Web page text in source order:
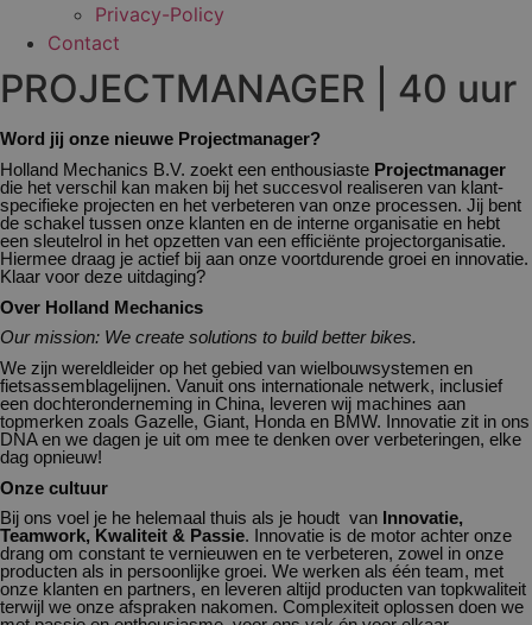
Privacy-Policy
Contact
PROJECTMANAGER | 40 uur
Word jij onze nieuwe Projectmanager?
Holland Mechanics B.V. zoekt een enthousiaste Projectmanager
die het verschil kan maken bij het succesvol realiseren van klant-
specifieke projecten en het verbeteren van onze processen. Jij bent
de schakel tussen onze klanten en de interne organisatie en hebt
een sleutelrol in het opzetten van een efficiënte projectorganisatie.
Hiermee draag je actief bij aan onze voortdurende groei en innovatie.
Klaar voor deze uitdaging?
Over Holland Mechanics
Our mission: We create solutions to build better bikes.
We zijn wereldleider op het gebied van wielbouwsystemen en
fietsassemblagelijnen. Vanuit ons internationale netwerk, inclusief
een dochteronderneming in China, leveren wij machines aan
topmerken zoals Gazelle, Giant, Honda en BMW. Innovatie zit in ons
DNA en we dagen je uit om mee te denken over verbeteringen, elke
dag opnieuw!
Onze cultuur
Bij ons voel je he helemaal thuis als je houdt van Innovatie,
Teamwork, Kwaliteit & Passie. Innovatie is de motor achter onze
drang om constant te vernieuwen en te verbeteren, zowel in onze
producten als in persoonlijke groei. We werken als één team, met
onze klanten en partners, en leveren altijd producten van topkwaliteit
terwijl we onze afspraken nakomen. Complexiteit oplossen doen we